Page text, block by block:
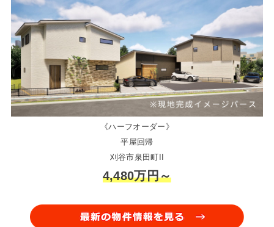
《ハーフオーダー》
平屋回帰
刈谷市泉田町II
4,480万円～